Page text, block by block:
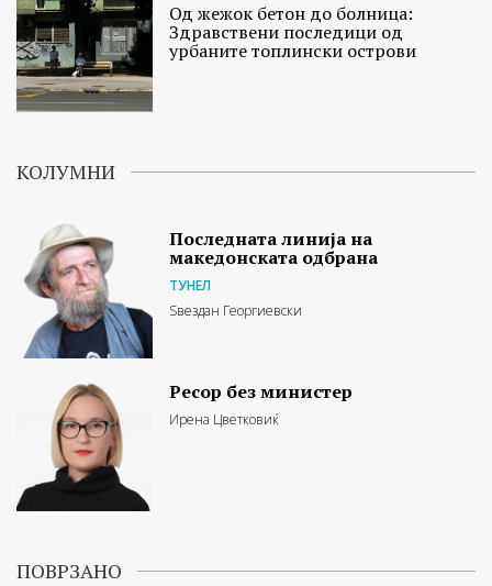
Од жежок бетон до болница:
Здравствени последици од
урбаните топлински острови
КОЛУМНИ
Последната линија на
македонската одбрана
ТУНЕЛ
Ѕвездан Георгиевски
Ресор без министер
Ирена Цветковиќ
ПОВРЗАНО